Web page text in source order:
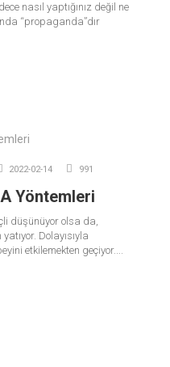
nasıl yaptığınız değil ne
“propaganda”dır
2022-02-14 991
Yöntemleri
düşünüyor olsa da,
Dolayısıyla
etkilemekten geçiyor....